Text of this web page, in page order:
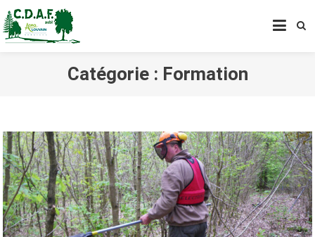
CENTRE DE DÉVELOPPEMENT
Catégorie : Formation